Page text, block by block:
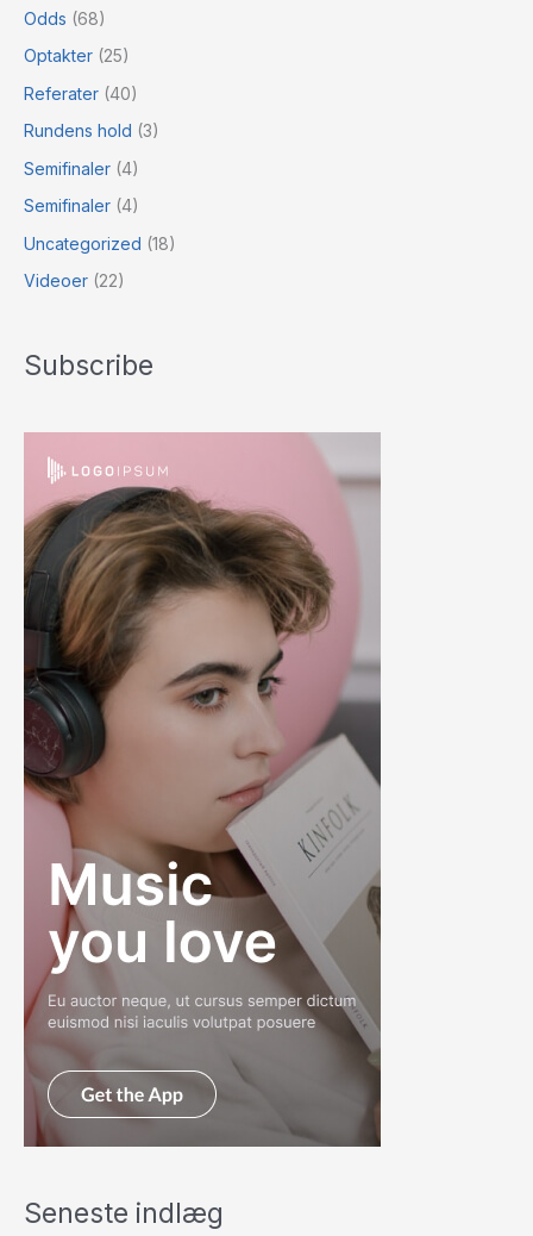
Odds (68)
Optakter (25)
Referater (40)
Rundens hold (3)
Semifinaler (4)
Semifinaler (4)
Uncategorized (18)
Videoer (22)
Subscribe
Seneste indlæg